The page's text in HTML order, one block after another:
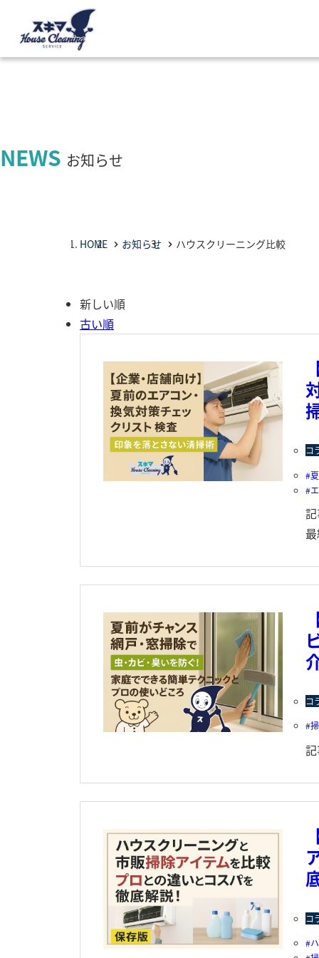
NEWS お知らせ
HOME お知らせ ハウスクリーニング比較
新しい順
古い順
コ
コ
コ